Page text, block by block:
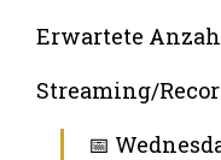
Erwartete
Streaming/
📅